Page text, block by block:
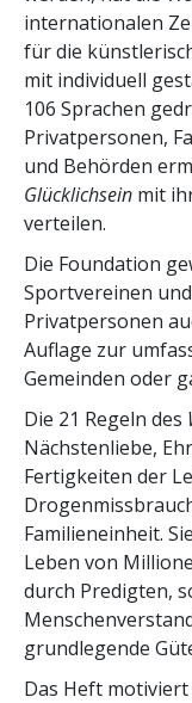
internationalen
für die
mit individuell
106 Sprachen
Privatpersonen,
und Behörden
Glücklichsein mit
verteilen.
Die Foundation
Sportvereinen
Privatpersonen
Auflage zur
Gemeinden oder
Die 21 Regeln des
Nächstenliebe,
Fertigkeiten der
Familieneinheit.
Leben von
durch Predigten,
grundlegende
Das Heft